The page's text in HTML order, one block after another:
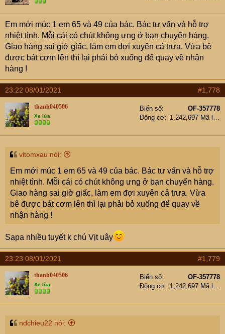
Em mới múc 1 em 65 và 49 của bác. Bác tư vấn và hỗ trợ
nhiệt tình. Mỗi cái có chút không ưng ở bạn chuyển hàng.
Giao hàng sai giờ giấc, làm em đợi xuyên cả trưa. Vừa bê
được bát cơm lên thì lại phải bỏ xuống để quay về nhận
hàng !
23:22 08/01/2021 #1,778
thanh040506
Xe lừa
Biển số
OF-357778
Động cơ
1,242,697 Mã lực
vitomxau nói:
Em mới múc 1 em 65 và 49 của bác. Bác tư vấn và hỗ trợ
nhiệt tình. Mỗi cái có chút không ưng ở bạn chuyển hàng.
Giao hàng sai giờ giấc, làm em đợi xuyên cả trưa. Vừa
bê được bát cơm lên thì lại phải bỏ xuống để quay về
nhận hàng !
Sapa nhiều tuyết k chú Vịt uây
23:23 08/01/2021 #1,779
thanh040506
Xe lừa
Biển số
OF-357778
Động cơ
1,242,697 Mã lực
ndchieu22 nói: